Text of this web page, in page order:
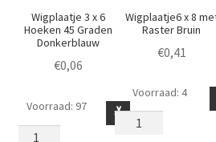
Wigplaatje 3 x 6
Hoeken 45 Graden
Donkerblauw
€0,06
Wigplaatje
3
≚
Voorraad: 97
Wigplaatje6 x 8
Raster Bruin
€0,41
Wigplaatje6
x
Voorraad: 4